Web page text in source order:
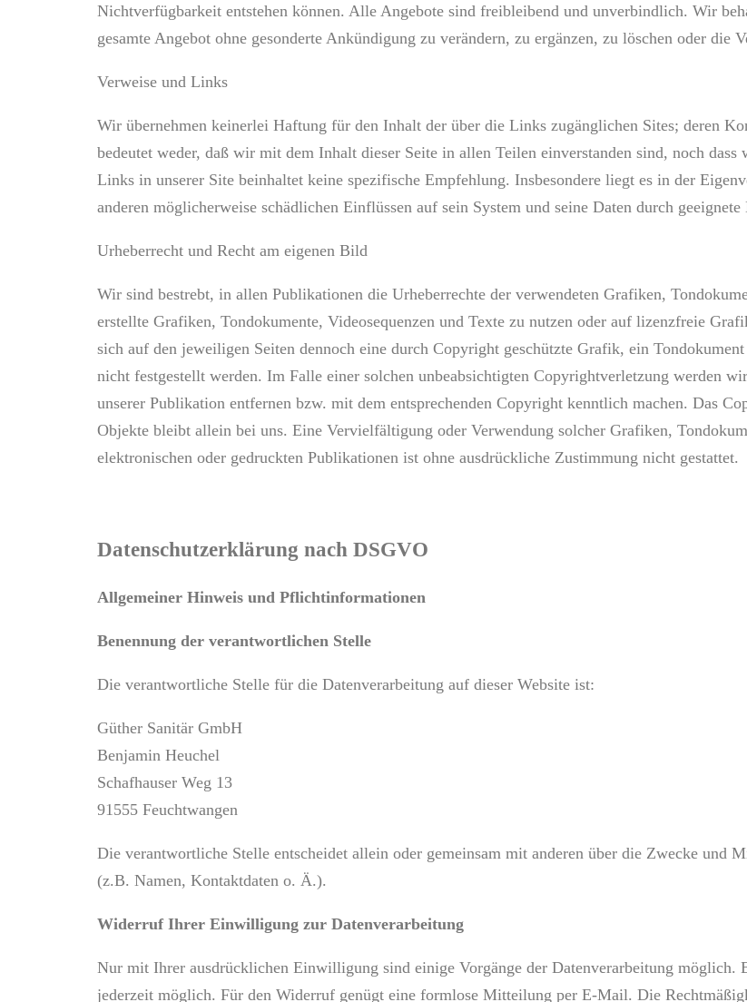
Nichtverfügbarkeit entstehen können. Alle Angebote sind freibleibend und unverbindlich. Wir
gesamte Angebot ohne gesonderte Ankündigung zu verändern, zu ergänzen, zu löschen oder
Verweise und Links
Wir übernehmen keinerlei Haftung für den Inhalt der über die Links zugänglichen Sites; deren
bedeutet weder, daß wir mit dem Inhalt dieser Seite in allen Teilen einverstanden sind, noch
Links in unserer Site beinhaltet keine spezifische Empfehlung. Insbesondere liegt es in der
anderen möglicherweise schädlichen Einflüssen auf sein System und seine Daten durch geeignete
Urheberrecht und Recht am eigenen Bild
Wir sind bestrebt, in allen Publikationen die Urheberrechte der verwendeten Grafiken,
erstellte Grafiken, Tondokumente, Videosequenzen und Texte zu nutzen oder auf lizenzfreie
sich auf den jeweiligen Seiten dennoch eine durch Copyright geschützte Grafik, ein
nicht festgestellt werden. Im Falle einer solchen unbeabsichtigten Copyrightverletzung werden
unserer Publikation entfernen bzw. mit dem entsprechenden Copyright kenntlich machen. Das
Objekte bleibt allein bei uns. Eine Vervielfältigung oder Verwendung solcher Grafiken,
elektronischen oder gedruckten Publikationen ist ohne ausdrückliche Zustimmung nicht gestattet.
Datenschutzerklärung nach DSGVO
Allgemeiner Hinweis und Pflichtinformationen
Benennung der verantwortlichen Stelle
Die verantwortliche Stelle für die Datenverarbeitung auf dieser Website ist:
Güther Sanitär GmbH
Benjamin Heuchel
Schafhauser Weg 13
91555 Feuchtwangen
Die verantwortliche Stelle entscheidet allein oder gemeinsam mit anderen über die Zwecke und
(z.B. Namen, Kontaktdaten o. Ä.).
Widerruf Ihrer Einwilligung zur Datenverarbeitung
Nur mit Ihrer ausdrücklichen Einwilligung sind einige Vorgänge der Datenverarbeitung
jederzeit möglich. Für den Widerruf genügt eine formlose Mitteilung per E-Mail. Die